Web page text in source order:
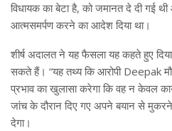
विधायक का बेटा है, को जमानत दे दी गई
आत्मसमर्पण करने का आदेश दिया था।
शीर्ष अदालत ने यह फैसला यह कहते हुए दिया
सकते हैं। “यह तथ्य कि आरोपी Deepak
प्रभाव का खुलासा करेगा कि वह न केवल
जांच के दौरान दिए गए अपने बयान से
देगा।